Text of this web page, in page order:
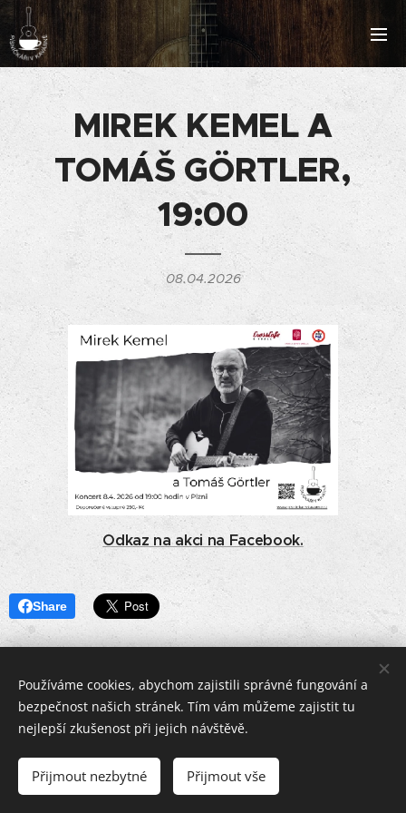
MIREK KEMEL A
TOMÁŠ GÖRTLER,
19:00
08.04.2026
Odkaz na akci na Facebook.
Share
Cookies
Používáme cookies, abychom zajistili správné fungování a
bezpečnost našich stránek. Tím vám můžeme zajistit tu
nejlepší zkušenost při jejich návštěvě.
Přijmout nezbytné Přijmout vše